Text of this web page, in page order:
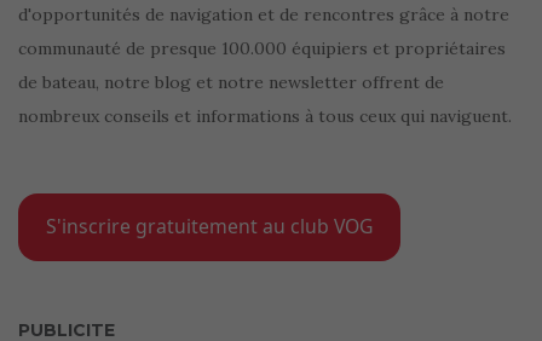
d'opportunités de navigation et de rencontres grâce à notre
communauté de presque 100.000 équipiers et propriétaires
de bateau, notre blog et notre newsletter offrent de
nombreux conseils et informations à tous ceux qui naviguent.
S'inscrire gratuitement au club VOG
PUBLICITE